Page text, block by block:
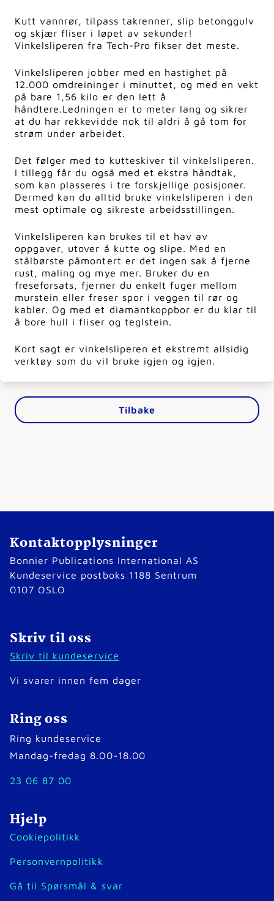
Kutt vannrør, tilpass takrenner, slip betonggulv
og skjær fliser i løpet av sekunder!
Vinkelsliperen fra Tech-Pro fikser det meste.
Vinkelsliperen jobber med en hastighet på
12.000 omdreininger i minuttet, og med en vekt
på bare 1,56 kilo er den lett å
håndtere.Ledningen er to meter lang og sikrer
at du har rekkevidde nok til aldri å gå tom for
strøm under arbeidet.
Det følger med to kutteskiver til vinkelsliperen.
I tillegg får du også med et ekstra håndtak,
som kan plasseres i tre forskjellige posisjoner.
Dermed kan du alltid bruke vinkelsliperen i den
mest optimale og sikreste arbeidsstillingen.
Vinkelsliperen kan brukes til et hav av
oppgaver, utover å kutte og slipe. Med en
stålbørste påmontert er det ingen sak å fjerne
rust, maling og mye mer. Bruker du en
freseforsats, fjerner du enkelt fuger mellom
murstein eller freser spor i veggen til rør og
kabler. Og med et diamantkoppbor er du klar til
å bore hull i fliser og teglstein.
Kort sagt er vinkelsliperen et ekstremt allsidig
verktøy som du vil bruke igjen og igjen.
Tilbake
Kontaktopplysninger
Bonnier Publications International AS
Kundeservice postboks 1188 Sentrum
0107 OSLO
Skriv til oss
Skriv til kundeservice
Vi svarer innen fem dager
Ring oss
Ring kundeservice
Mandag-fredag 8.00-18.00
23 06 87 00
Hjelp
Cookiepolitikk
Personvernpolitikk
Gå til Spørsmål & svar